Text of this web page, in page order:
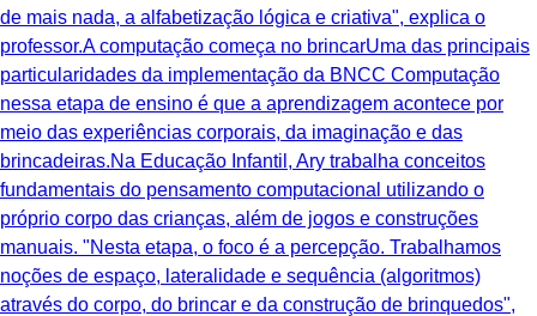
de mais nada, a alfabetização lógica e criativa", explica o
professor.A computação começa no brincarUma das principais
particularidades da implementação da BNCC Computação
nessa etapa de ensino é que a aprendizagem acontece por
meio das experiências corporais, da imaginação e das
brincadeiras.Na Educação Infantil, Ary trabalha conceitos
fundamentais do pensamento computacional utilizando o
próprio corpo das crianças, além de jogos e construções
manuais. "Nesta etapa, o foco é a percepção. Trabalhamos
noções de espaço, lateralidade e sequência (algoritmos)
através do corpo, do brincar e da construção de brinquedos",